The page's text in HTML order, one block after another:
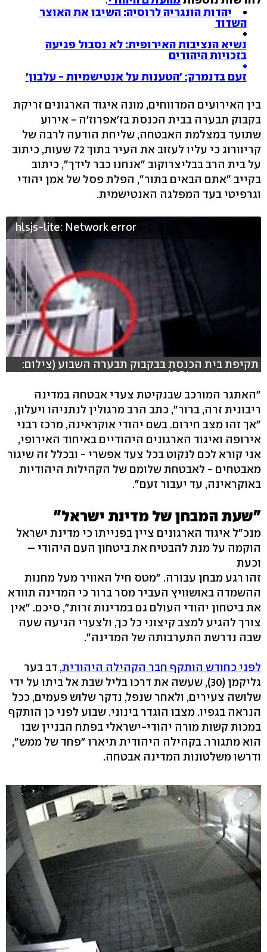
יהדות הונגריה לרוסיה: השיבו את האוצר
השדוד
נשיא הנציבות האירופית: לא נסבול פגיעה
בזכויות היהודים
זעם בדנמרק: 'הטענות על אנטישמיות - עלבון'
בין האירועים המדווחים, מונה איגוד הארגונים זריקת
בקבוק תבערה בבית הכנסת בז'אפרוז'ה - אירוע
שתועד במצלמת האבטחה, שליחת הודעה לרבה של
קריוורוג כי עליו לעזוב את העיר בתוך 72 שעות, כיתוב
על בית הרב בבליצרוקוב "אנחנו כבר לידך", כיתוב
בקייב "אתם הבאים בתור", הפלת פסל של אמן יהודי
וגרפיטי בעד המפלגה האנטישמית.
hlsjs-lite: Network error
תקיפת בית הכנסת בבקבוק תבערה השבוע (צילום:
באדיבות אתר COL)
"האתגר המורכב שבנקיטת צעדי אבטחה במדינה
ריבונית זרה, ברור", כתב הרב מרגולין לנתניהו ויעלון,
"אך זהו מצב חירום. בשם יהודי אוקראינה, מרכז רבני
אירופה ואיגוד הארגונים היהודיים באיחוד האירופי,
אני קורא לכם לנקוט בכל צעד אפשרי - ובכלל זה שיגור
מאבטחים - לאבטחת שלומם של הקהילות היהודיות
באוקראינה, עד יעבור זעם".
"שעת המבחן של מדינת ישראל"
מנכ"ל איגוד הארגונים ציין בפנייתו כי מדינת ישראל
הוקמה על מנת להבטיח את ביטחון העם היהודי –
וכעת
זהו רגע מבחן עבורה. "מטס חיל האוויר מעל מחנות
ההשמדה באושוויץ העביר מסר ברור כי המדינה תוודא
את ביטחון יהודי העולם גם במדינות זרות", סיכם. "אין
צורך להגיע למצב קיצוני כל כך, ולצערי הגיעה שעה
שבה נדרשת התערבותה של המדינה".
לפני כחודש הותקף חבר הקהילה היהודית, דב בער
גליקמן (30), שעשה את דרכו בליל שבת אל ביתו על ידי
שלושה צעירים, ולאחר שנפל, נדקר שלוש פעמים, ככל
הנראה בגפיו. מצבו הוגדר בינוני. שבוע לפני כן הותקף
במכות קשות מורה יהודי-ישראלי בפתח הבניין שבו
הוא מתגורר. בקהילה היהודית תיארו "פחד של ממש",
ודרשו משלטונות המדינה אבטחה.